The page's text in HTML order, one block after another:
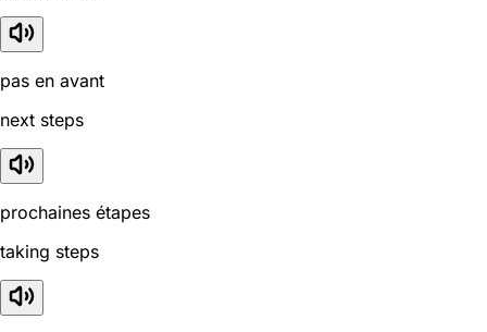
pas en avant
next steps
prochaines étapes
taking steps